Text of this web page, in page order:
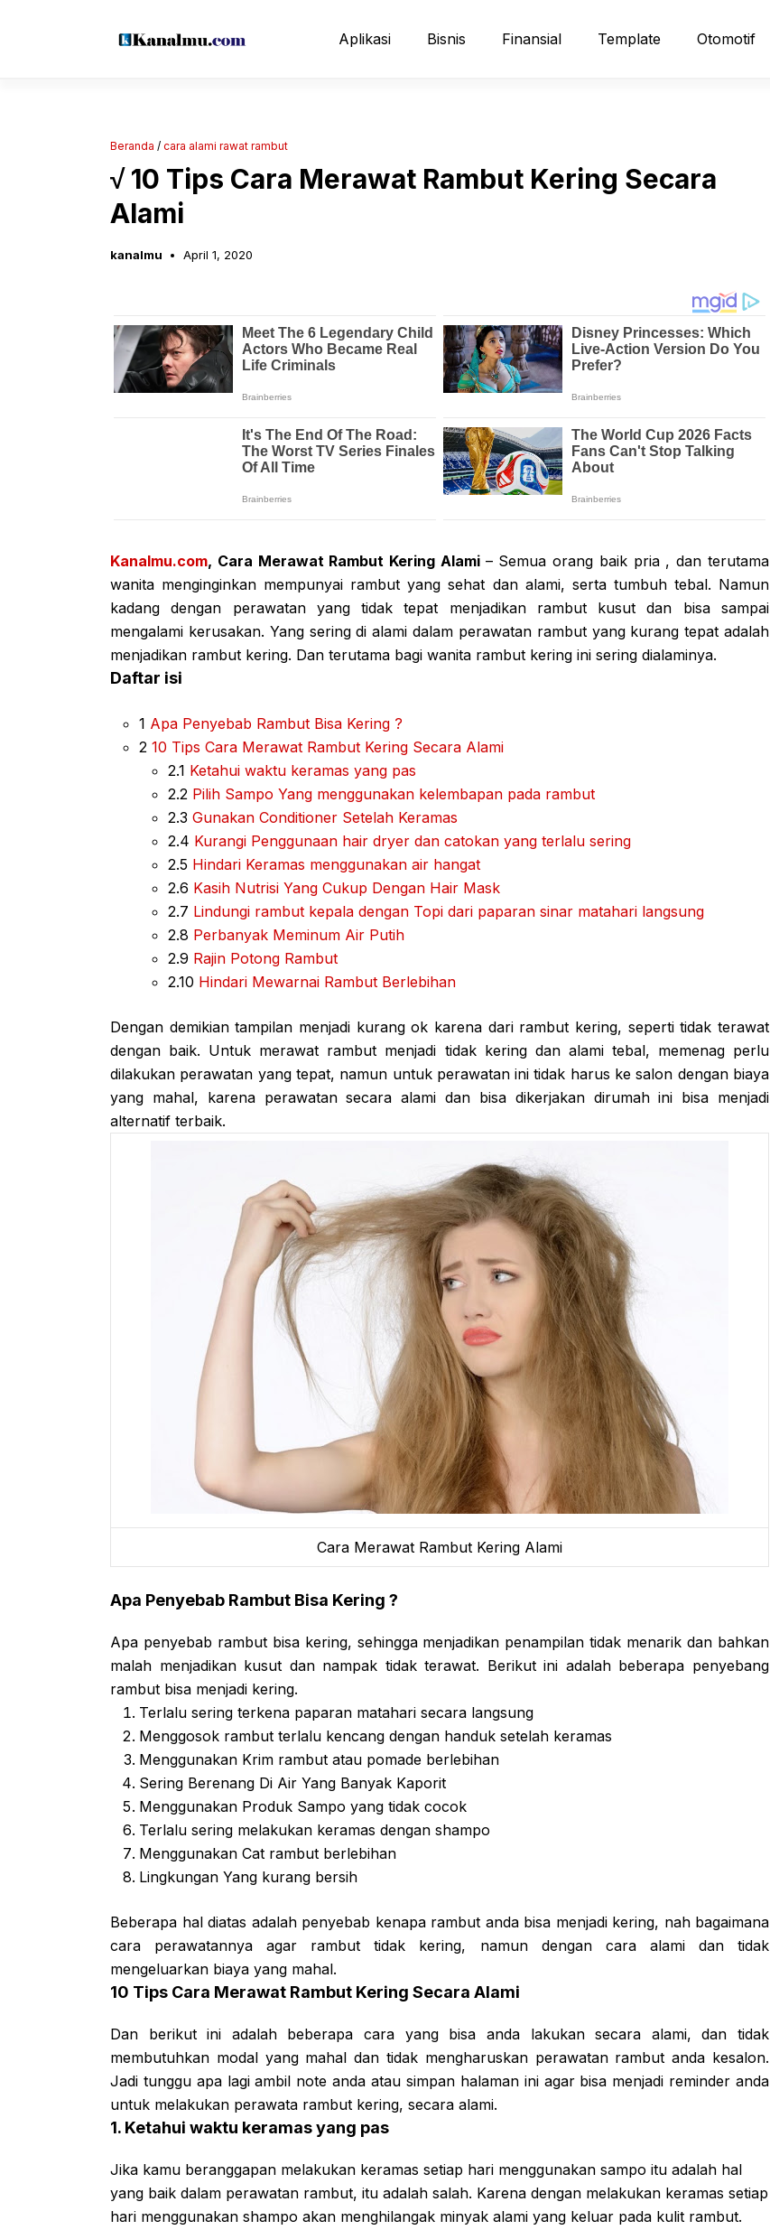
Aplikasi Bisnis Finansial Template Otomotif
Beranda / cara alami rawat rambut
√ 10 Tips Cara Merawat Rambut Kering Secara
Alami
kanalmu April 1, 2020
Kanalmu.com, Cara Merawat Rambut Kering Alami – Semua orang baik pria , dan terutama
wanita menginginkan mempunyai rambut yang sehat dan alami, serta tumbuh tebal. Namun
kadang dengan perawatan yang tidak tepat menjadikan rambut kusut dan bisa sampai
mengalami kerusakan. Yang sering di alami dalam perawatan rambut yang kurang tepat adalah
menjadikan rambut kering. Dan terutama bagi wanita rambut kering ini sering dialaminya.
Daftar isi
1 Apa Penyebab Rambut Bisa Kering ?
2 10 Tips Cara Merawat Rambut Kering Secara Alami
2.1 Ketahui waktu keramas yang pas
2.2 Pilih Sampo Yang menggunakan kelembapan pada rambut
2.3 Gunakan Conditioner Setelah Keramas
2.4 Kurangi Penggunaan hair dryer dan catokan yang terlalu sering
2.5 Hindari Keramas menggunakan air hangat
2.6 Kasih Nutrisi Yang Cukup Dengan Hair Mask
2.7 Lindungi rambut kepala dengan Topi dari paparan sinar matahari langsung
2.8 Perbanyak Meminum Air Putih
2.9 Rajin Potong Rambut
2.10 Hindari Mewarnai Rambut Berlebihan
Dengan demikian tampilan menjadi kurang ok karena dari rambut kering, seperti tidak terawat
dengan baik. Untuk merawat rambut menjadi tidak kering dan alami tebal, memenag perlu
dilakukan perawatan yang tepat, namun untuk perawatan ini tidak harus ke salon dengan biaya
yang mahal, karena perawatan secara alami dan bisa dikerjakan dirumah ini bisa menjadi
alternatif terbaik.
Cara Merawat Rambut Kering Alami
Apa Penyebab Rambut Bisa Kering ?
Apa penyebab rambut bisa kering, sehingga menjadikan penampilan tidak menarik dan bahkan
malah menjadikan kusut dan nampak tidak terawat. Berikut ini adalah beberapa penyebang
rambut bisa menjadi kering.
Terlalu sering terkena paparan matahari secara langsung
Menggosok rambut terlalu kencang dengan handuk setelah keramas
Menggunakan Krim rambut atau pomade berlebihan
Sering Berenang Di Air Yang Banyak Kaporit
Menggunakan Produk Sampo yang tidak cocok
Terlalu sering melakukan keramas dengan shampo
Menggunakan Cat rambut berlebihan
Lingkungan Yang kurang bersih
Beberapa hal diatas adalah penyebab kenapa rambut anda bisa menjadi kering, nah bagaimana
cara perawatannya agar rambut tidak kering, namun dengan cara alami dan tidak
mengeluarkan biaya yang mahal.
10 Tips Cara Merawat Rambut Kering Secara Alami
Dan berikut ini adalah beberapa cara yang bisa anda lakukan secara alami, dan tidak
membutuhkan modal yang mahal dan tidak mengharuskan perawatan rambut anda kesalon.
Jadi tunggu apa lagi ambil note anda atau simpan halaman ini agar bisa menjadi reminder anda
untuk melakukan perawata rambut kering, secara alami.
1. Ketahui waktu keramas yang pas
Jika kamu beranggapan melakukan keramas setiap hari menggunakan sampo itu adalah hal
yang baik dalam perawatan rambut, itu adalah salah. Karena dengan melakukan keramas setiap
hari menggunakan shampo akan menghilangak minyak alami yang keluar pada kulit rambut.